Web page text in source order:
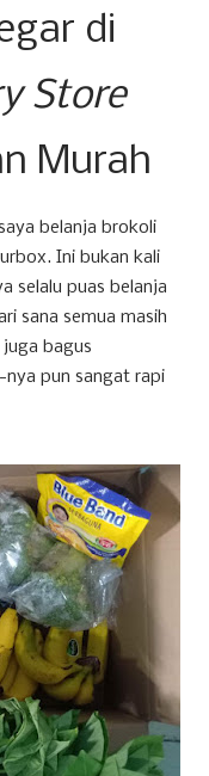
di
Store
Murah
belanja brokoli
Ini bukan kali
selalu puas belanja
sana semua masih
bagus
nya pun sangat rapi